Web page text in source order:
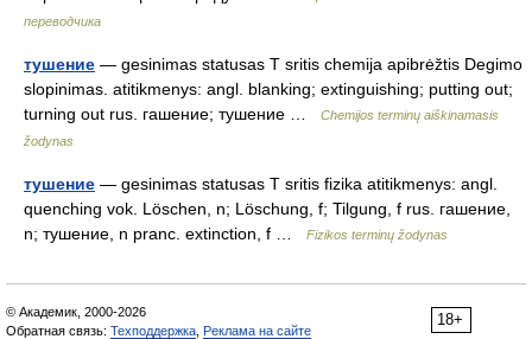
переводчика
тушение — gesinimas statusas T sritis chemija apibrėžtis Degimo
slopinimas. atitikmenys: angl. blanking; extinguishing; putting out;
turning out rus. гашение; тушение …
Chemijos terminų aiškinamasis
žodynas
тушение — gesinimas statusas T sritis fizika atitikmenys: angl.
quenching vok. Löschen, n; Löschung, f; Tilgung, f rus. гашение,
n; тушение, n pranc. extinction, f …
Fizikos terminų žodynas
18+
© Академик, 2000-2026
Обратная связь: Техподдержка Реклама на сайте